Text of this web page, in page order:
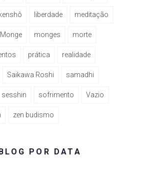
liberdade meditação
Monge monges morte
prática realidade
Saikawa Roshi samadhi
sesshin sofrimento Vazio
zen budismo
POR DATA